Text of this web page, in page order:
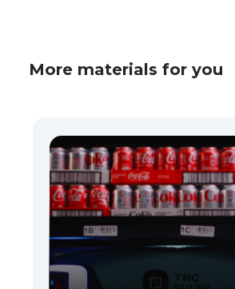
More materials for you